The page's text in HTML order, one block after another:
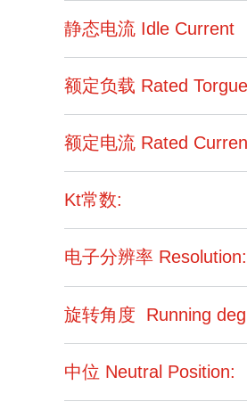
静态电流 Idle Current
额定负载 Rated
额定电流 Rated
Kt常数:
电子分辨率 Resolution:
旋转角度 Running
中位 Neutral Position: